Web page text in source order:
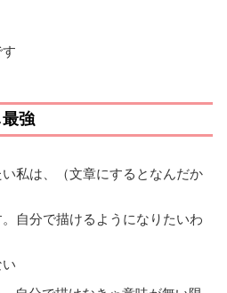
強
私は、（文章にするとなんだか
自分で描けるようになりたいわ